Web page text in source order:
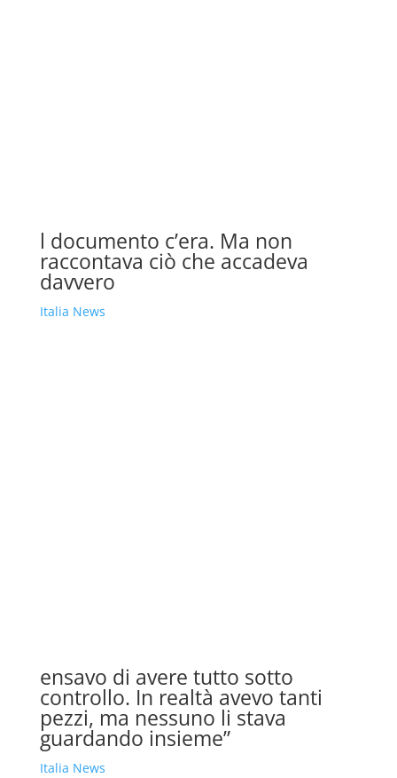
l documento c’era. Ma non
raccontava ciò che accadeva
davvero
Italia News
ensavo di avere tutto sotto
controllo. In realtà avevo tanti
pezzi, ma nessuno li stava
guardando insieme”
Italia News